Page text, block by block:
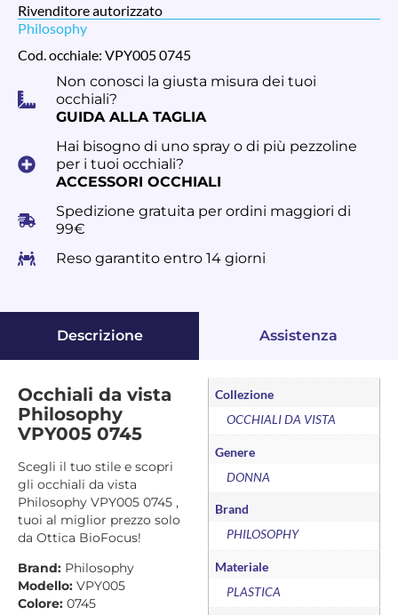
Rivenditore autorizzato
Philosophy
Cod. occhiale: VPY005 0745
Non conosci la giusta misura dei tuoi
occhiali?
GUIDA ALLA TAGLIA
Hai bisogno di uno spray o di più pezzoline
per i tuoi occhiali?
ACCESSORI OCCHIALI
Spedizione gratuita per ordini maggiori di
99€
Reso garantito entro 14 giorni
Descrizione Assistenza
Occhiali da vista
Philosophy
VPY005 0745
Scegli il tuo stile e scopri
gli occhiali da vista
Philosophy VPY005 0745 ,
tuoi al miglior prezzo solo
da Ottica BioFocus!
Brand: Philosophy
Modello: VPY005
Colore: 0745
Collezione
OCCHIALI DA VISTA
Genere
DONNA
Brand
PHILOSOPHY
Materiale
PLASTICA